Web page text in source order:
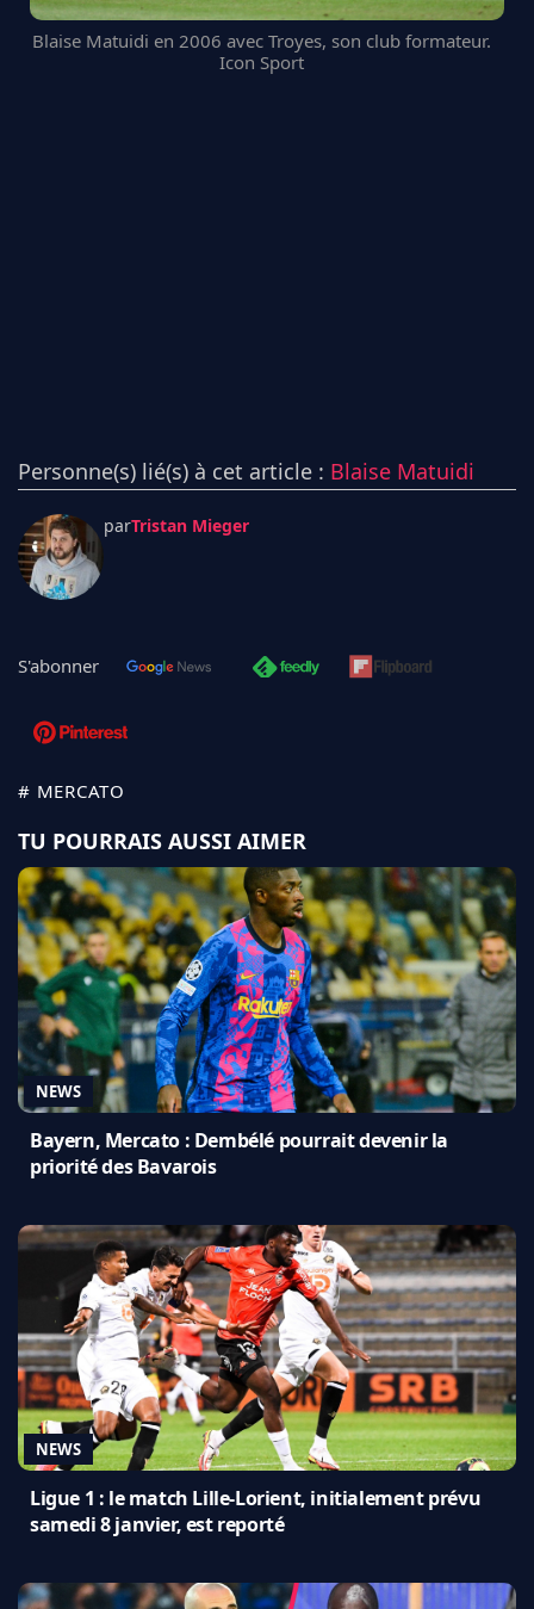
Blaise Matuidi en 2006 avec Troyes, son club formateur.
Icon Sport
Personne(s) lié(s) à cet article : Blaise Matuidi
parTristan Mieger
S'abonner
# MERCATO
TU POURRAIS AUSSI AIMER
NEWS
Bayern, Mercato : Dembélé pourrait devenir la
priorité des Bavarois
NEWS
Ligue 1 : le match Lille-Lorient, initialement prévu
samedi 8 janvier, est reporté